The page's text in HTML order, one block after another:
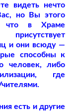
видеть нечто
но Вы этого
что в Храме
и они всюду —
способны к
человек, либо
где
есть и другие